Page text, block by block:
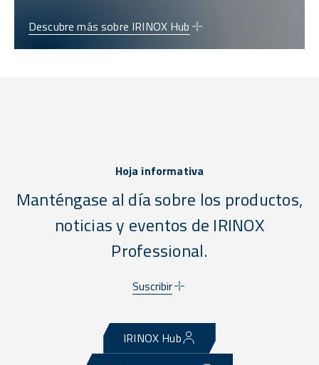
Descubre más sobre IRINOX Hub
Hoja informativa
Manténgase al día sobre los productos,
noticias y eventos de IRINOX
Professional.
Suscribir
IRINOX Hub